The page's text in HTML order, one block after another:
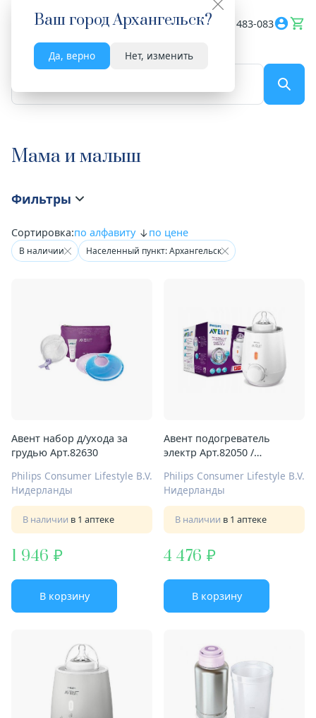
Ваш городАрхангельск?
Да, верно Нет, изменить
Весь сайт 8182 483-083
Мама и малыш
Фильтры
Сортировка:по алфавиту по цене
В наличии Населенный пункт: Архангельск
Авент набор д/ухода за
грудью Арт.82630
Philips Consumer Lifestyle B.V.
Нидерланды
В наличии в 1 аптеке
1 946
В корзину
Авент подогреватель
электр Арт.82050 /
Philips Consumer Lifestyle B.V.
Нидерланды
В наличии в 1 аптеке
4 476
В корзину